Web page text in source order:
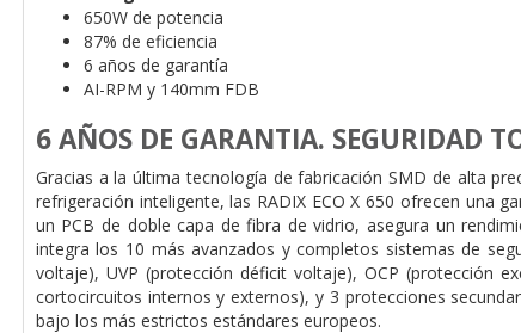
650W de potencia
87% de eficiencia
6 años de garantía
AI-RPM y 140mm FDB
6 AÑOS DE GARANTIA. SEGURIDAD
Gracias a la última tecnología de fabricación SMD de alta
refrigeración inteligente, las RADIX ECO X 650 ofrecen una
un PCB de doble capa de fibra de vidrio, asegura un
integra los 10 más avanzados y completos sistemas de
voltaje), UVP (protección déficit voltaje), OCP (protección
cortocircuitos internos y externos), y 3 protecciones
bajo los más estrictos estándares europeos.